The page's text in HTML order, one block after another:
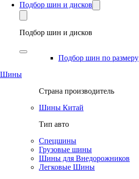
Подбор шин и дисков
Подбор шин и дисков
Подбор шин по размеру
Шины
Страна производитель
Шины Китай
Тип авто
Спецшины
Грузовые шины
Шины для Внедорожников
Легковые Шины